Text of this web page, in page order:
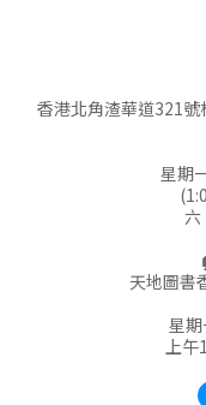
香港北角渣華道321
星期
六
天地圖書
星
上午